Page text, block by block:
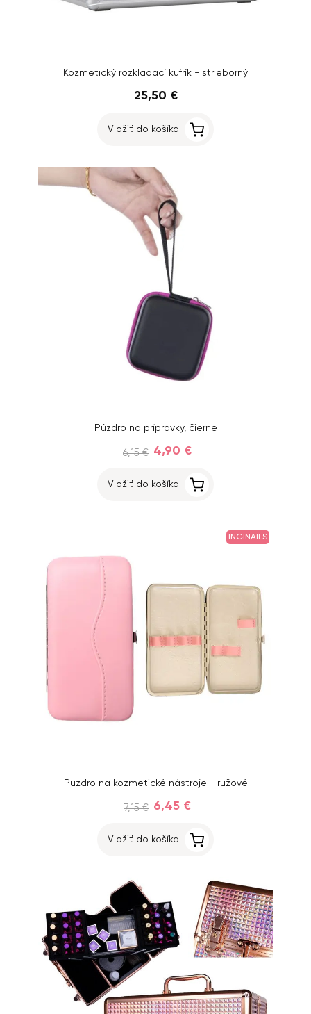
Kozmetický rozkladací kufrík - strieborný
25,50 €
Vložiť do košíka
Púzdro na prípravky, čierne
6,15 € 4,90 €
Vložiť do košíka
INGINAILS
Puzdro na kozmetické nástroje - ružové
7,15 € 6,45 €
Vložiť do košíka